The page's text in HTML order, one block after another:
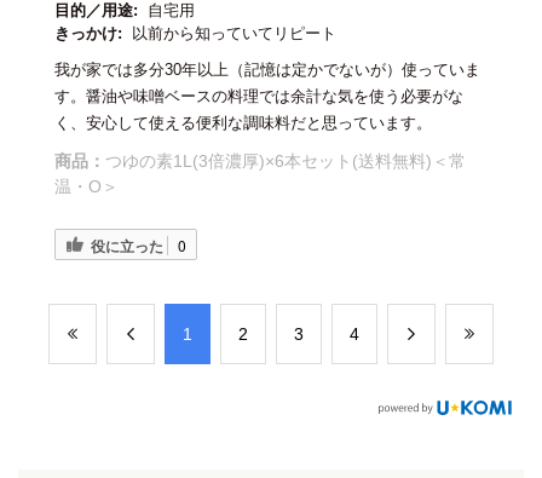
目的／用途:
自宅用
きっかけ:
以前から知っていてリピート
我が家では多分30年以上（記憶は定かでないが）使っていま
す。醤油や味噌ベースの料理では余計な気を使う必要がな
く、安心して使える便利な調味料だと思っています。
商品： つゆの素1L(3倍濃厚)×6本セット(送料無料)＜常
温・O＞
役に立った 0
​1 ​2 ​3 ​4